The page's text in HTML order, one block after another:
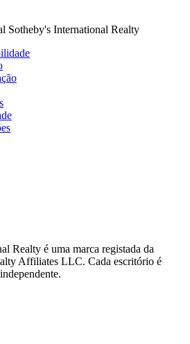
Realty é uma marca registada da
Affiliates LLC. Cada escritório é